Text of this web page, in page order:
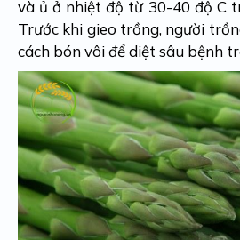
và ủ ở nhiệt độ từ 30-40 độ C
Trước khi gieo trồng, người
cách bón vôi để diệt sâu bệnh